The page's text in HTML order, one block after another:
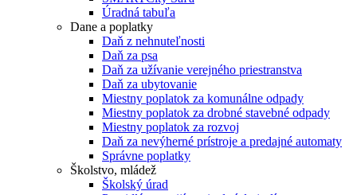
Úradná tabuľa
Dane a poplatky
Daň z nehnuteľnosti
Daň za psa
Daň za užívanie verejného priestranstva
Daň za ubytovanie
Miestny poplatok za komunálne odpady
Miestny poplatok za drobné stavebné odpady
Miestny poplatok za rozvoj
Daň za nevýherné prístroje a predajné automaty
Správne poplatky
Školstvo, mládež
Školský úrad